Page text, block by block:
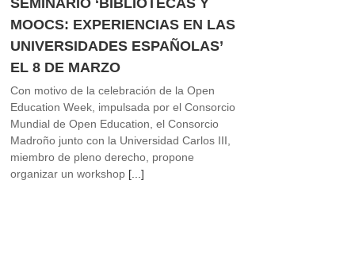
SEMINARIO ‘BIBLIOTECAS Y
MOOCS: EXPERIENCIAS EN LAS
UNIVERSIDADES ESPAÑOLAS’
EL 8 DE MARZO
Con motivo de la celebración de la Open
Education Week, impulsada por el Consorcio
Mundial de Open Education, el Consorcio
Madroño junto con la Universidad Carlos III,
miembro de pleno derecho, propone
organizar un workshop [...]